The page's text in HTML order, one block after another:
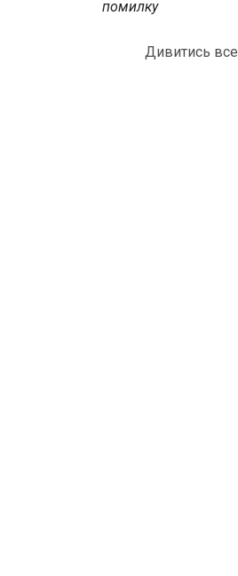
помилку
Дивитись все